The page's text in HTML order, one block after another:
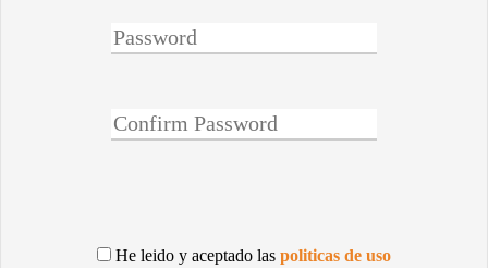
He leido y aceptado las politicas de uso